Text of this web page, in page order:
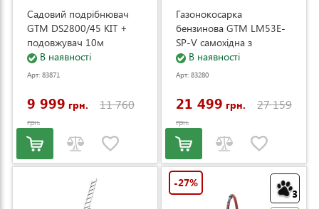
Садовий подрібнювач
GTM DS2800/45 KIT +
подовжувач 10м
(DS2800/45_KIT+ext.cord)
В наявності
Арт: 83871
9 999 грн. 11 760
грн.
Газонокосарка
бензинова GTM LM53E-
SP-V самохідна з
електростартером та
регулюванням швидкості
В наявності
Арт: 83280
21 499 грн. 27 159
грн.
3
-27%